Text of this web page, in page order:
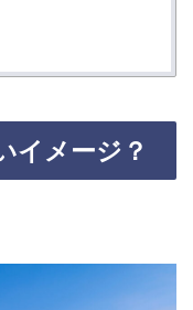
イメージ？